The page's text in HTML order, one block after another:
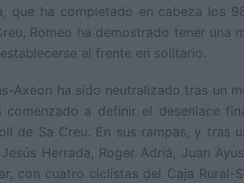
ha completado en cabeza los
Romeo ha demostrado tener
al frente en solitario.
Axeon ha sido neutralizado tras un
a definir el desenlace
de Sa Creu. En sus rampas, y tras
Herrada, Roger Adriá, Juan
con cuatro ciclistas del Caja Rural-